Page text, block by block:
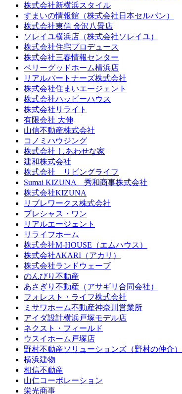
株式会社新横浜スタイル
すまいの情報館（株式会社日本セルバン）
株式会社東信 金沢八景店
ソレイユ横浜店（株式会社ソレイユ）
株式会社住宅プロデュース
株式会社三春情報センター
ベリーグッドホーム横浜店
リアルパートナーズ株式会社
株式会社住まいエージェント
株式会社ハッピーハウス
株式会社リライト
有限会社 大伸
山信不動産株式会社
コノミハウジング
株式会社 しあわせな家
建和株式会社
株式会社 リビングライフ
Sumai KIZUNA 秀和商事株式会社
株式会社KIZUNA
リブレワークス株式会社
プレシャス・ワン
リアルエージェント
リライフホーム
株式会社M-HOUSE（エムハウス）
株式会社AKARI（アカリ）
株式会社ランドウェーブ
のんびり不動産
あさぎり不動産（アサギリ合同会社）
フォレスト・ライフ株式会社
ミサワホーム不動産神奈川営業所
アイダ設計横浜戸塚モデル店
ネクスト・フィールド
ウスイホーム戸塚店
野村不動産ソリューションズ（野村の仲介）
横浜建物
相信不動産
山仁コーポレーション
栄光商事